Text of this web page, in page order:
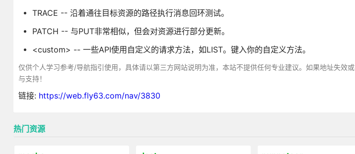
TRACE -- 沿着通往目标资源的路径执行消息回环测试。
PATCH -- 与PUT非常相似，但会对资源进行部分更新。
<custom> -- 一些API使用自定义的请求方法，如LIST。键入你的自定义方法。
仅供个人学习参考/导航指引使用，具体请以第三方网站说明为准，本站不提供任何专业建议。如果地址失效
与支持！
链接: https://web.fly63.com/nav/3830
热门资源